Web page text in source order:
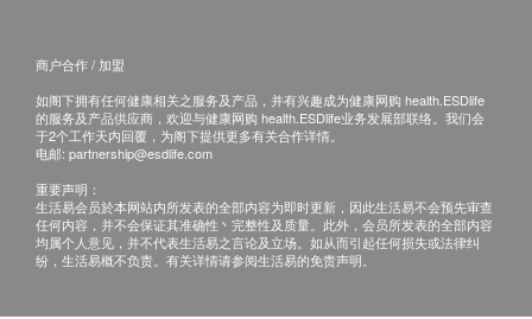
电邮: info@iruilimited.com
商户合作 / 加盟
如阁下拥有任何健康相关之服务及产品，并有兴趣成为健康网购 health.ESDlife
的服务及产品供应商，欢迎与健康网购 health.ESDlife业务发展部联络。我们会
于2个工作天内回覆，为阁下提供更多有关合作详情。
电邮: partnership@esdlife.com
重要声明：
生活易会员於本网站内所发表的全部内容为即时更新，因此生活易不会预先审查
任何内容，并不会保证其准确性丶完整性及质量。此外，会员所发表的全部内容
均属个人意见，并不代表生活易之言论及立场。如从而引起任何损失或法律纠
纷，生活易概不负责。有关详情请参阅生活易的免责声明。